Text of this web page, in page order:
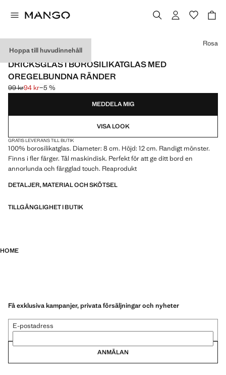
Hoppa till huvudinnehåll
BORSILIKAT
DRICKSGLAS I BOROSILIKATGLAS MED
OREGELBUNDNA RÄNDER
Ursprungligt pris överstruket [99 kr ]
99 kr
Gällande pris [94 kr ]
94 kr−5 %
Välj en färg
Rosa
MEDDELA MIG
VISA LOOK
GRATIS LEVERANS TILL BUTIK
100% borosilikatglas. Diameter: 8 cm. Höjd: 12 cm. Randigt mönster.
Finns i fler färger. Tål maskindisk. Perfekt för att ge ditt bord en
annorlunda och färgglad touch. Reaprodukt
DETALJER, MATERIAL OCH SKÖTSEL
TILLGÄNGLIGHET I BUTIK
HOME
Få exklusiva kampanjer, privata försäljningar och nyheter
E-postadress
ANMÄLAN